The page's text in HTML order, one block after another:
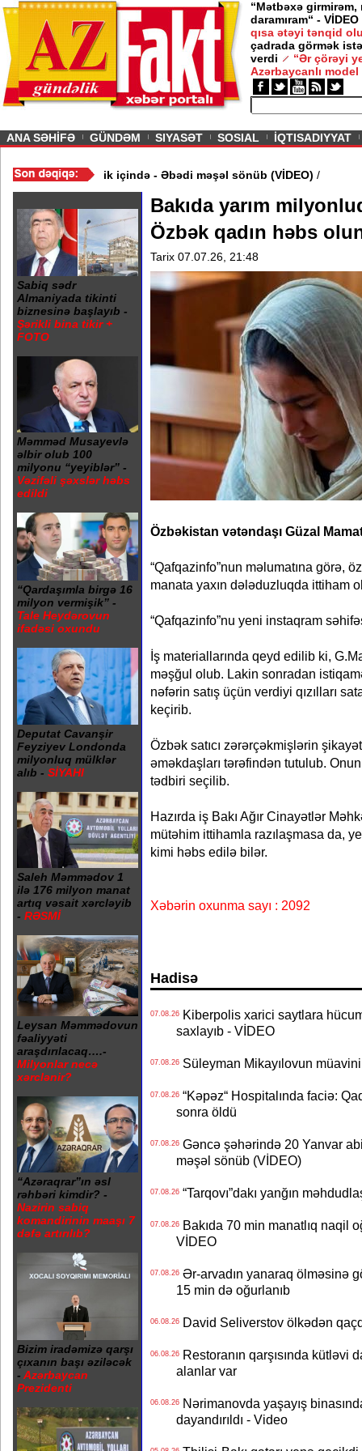
“Mətbəxə girmirəm,
daramıram“ - VİDEO
qısa ətəyi tənqid
çadrada görmək
verdi
“Ər çörəyi
Azərbaycanlı model
ANA SƏHİFƏ GÜNDƏM SIYASƏT SOSIAL İQTISADIYYAT
20 Yanvar abidəsi zibillik içində - Əbədi məşəl sönüb (VİDEO)
Sabiq sədr
Almaniyada tikinti
biznesinə başlayıb -
Şərikli bina tikir +
FOTO
Məmməd Musayevlə
əlbir olub 100
milyonu “yeyiblər” -
Vəzifəli şəxslər həbs
edildi
“Qardaşımla birgə 16
milyon vermişik” -
Tale Heydərovun
ifadəsi oxundu
Deputat Cavanşir
Feyziyev Londonda
milyonluq mülklər
alıb - SİYAHI
Saleh Məmmədov 1
ilə 176 milyon manat
artıq vəsait xərcləyib
- RƏSMİ
Leysan Məmmədovun
fəaliyyəti
araşdırılacaq….-
Milyonlar necə
xərclənir?
“Azəraqrar”ın əsl
rəhbəri kimdir? -
Nazirin sabiq
komandirinin maaşı 7
dəfə artırılıb?
Bizim iradəmizə qarşı
çıxanın başı əziləcək
- Azərbaycan
Prezidenti
Bakıda yarım
Özbək qadın həbs
Tarix 07.07.26, 21:48
Özbəkistan vətəndaşı Güzal
“Qafqazinfo”nun məlumatına görə,
manata yaxın dələduzluqda ittiham
“Qafqazinfo”nu yeni instaqram
İş materiallarında qeyd edilib ki,
məşğul olub. Lakin sonradan
nəfərin satış üçün verdiyi qızılları
keçirib.
Özbək satıcı zərərçəkmişlərin
əməkdaşları tərəfindən tutulub.
tədbiri seçilib.
Hazırda iş Bakı Ağır Cinayətlər
mütəhim ittihamla razılaşmasa da,
kimi həbs edilə bilər.
Xəbərin oxunma sayı : 2092
Hadisə
07.08.26Kiberpolis xarici saytlara
saxlayıb - VİDEO
07.08.26Süleyman Mikayılovun
07.08.26“Kəpəz“ Hospitalında faciə:
sonra öldü
07.08.26Gəncə şəhərində 20 Yanvar
məşəl sönüb (VİDEO)
07.08.26“Tarqovı”dakı yanğın
07.08.26Bakıda 70 min manatlıq naqil
VİDEO
07.08.26Ər-arvadın yanaraq ölməsinə
15 min də oğurlanıb
06.08.26David Seliverstov ölkədən
06.08.26Restoranın qarşısında kütləvi
alanlar var
06.08.26Nərimanovda yaşayış
dayandırıldı - Video